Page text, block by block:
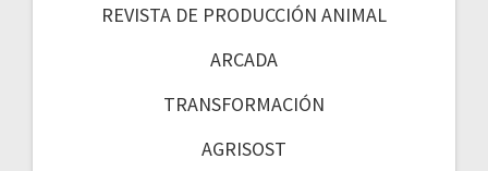
REVISTA DE PRODUCCIÓN ANIMAL
ARCADA
TRANSFORMACIÓN
AGRISOST